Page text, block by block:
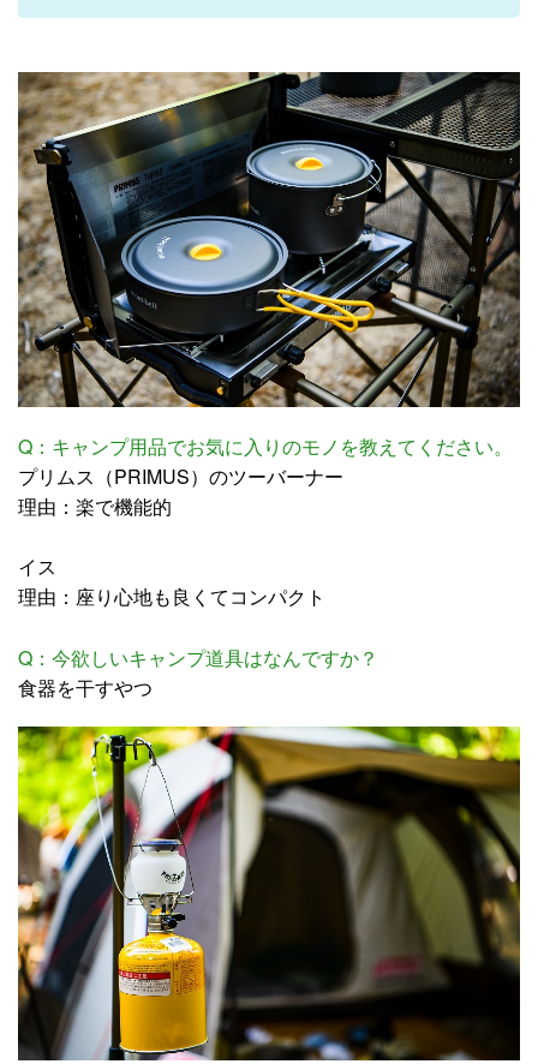
Q：キャンプ用品でお気に入りのモノを教えてください。
プリムス（PRIMUS）のツーバーナー
理由：楽で機能的
イス
理由：座り心地も良くてコンパクト
Q：今欲しいキャンプ道具はなんですか？
食器を干すやつ